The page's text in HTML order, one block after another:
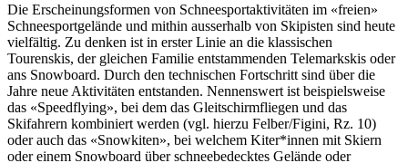
Die Erscheinungsformen von Schneesportaktivitäten im «freien»
Schneesportgelände und mithin ausserhalb von Skipisten sind heute
vielfältig. Zu denken ist in erster Linie an die klassischen
Tourenskis, der gleichen Familie entstammenden Telemarkskis oder
ans Snowboard. Durch den technischen Fortschritt sind über die
Jahre neue Aktivitäten entstanden. Nennenswert ist beispielsweise
das «Speedflying», bei dem das Gleitschirmfliegen und das
Skifahrern kombiniert werden (vgl. hierzu Felber/Figini, Rz. 10)
oder auch das «Snowkiten», bei welchem Kiter*innen mit Skiern
oder einem Snowboard über schneebedecktes Gelände oder